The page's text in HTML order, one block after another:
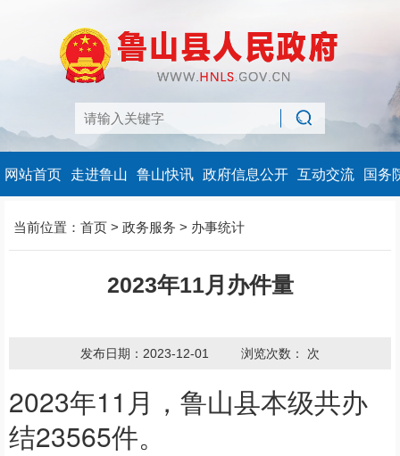
网站首页 走进鲁山 鲁山快讯 政府信息公开 互动交流 国务
当前位置： 首页 > 政务服务 > 办事统计
2023年11月办件量
发布日期：2023-12-01 浏览次数： 次
2023年11月，鲁山县本级共办
结23565件。